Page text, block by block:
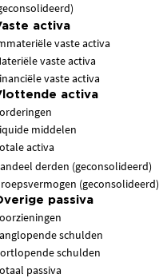
activa
vaste activa
vaste activa
vaste activa
activa
middelen
activa
derden (geconsolideerd)
(geconsolideerd)
passiva
schulden
schulden
passiva